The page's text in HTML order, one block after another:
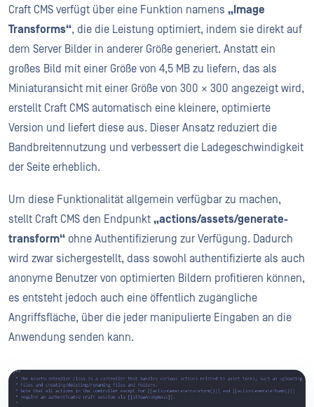
Craft CMS verfügt über eine Funktion namens „Image
Transforms“, die die Leistung optimiert, indem sie direkt auf
dem Server Bilder in anderer Größe generiert. Anstatt ein
großes Bild mit einer Größe von 4,5 MB zu liefern, das als
Miniaturansicht mit einer Größe von 300 × 300 angezeigt wird,
erstellt Craft CMS automatisch eine kleinere, optimierte
Version und liefert diese aus. Dieser Ansatz reduziert die
Bandbreitennutzung und verbessert die Ladegeschwindigkeit
der Seite erheblich.
Um diese Funktionalität allgemein verfügbar zu machen,
stellt Craft CMS den Endpunkt „actions/assets/generate-
transform“ ohne Authentifizierung zur Verfügung. Dadurch
wird zwar sichergestellt, dass sowohl authentifizierte als auch
anonyme Benutzer von optimierten Bildern profitieren können,
es entsteht jedoch auch eine öffentlich zugängliche
Angriffsfläche, über die jeder manipulierte Eingaben an die
Anwendung senden kann.